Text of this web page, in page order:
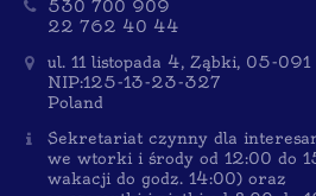
530 700 909
22 762 40 44
ul. 11 listopada 4, Ząbki, 05-091
NIP:125-13-23-327
Poland
Sekretariat czynny dla
we wtorki i środy od 12:00 do
wakacji do godz. 14:00) oraz